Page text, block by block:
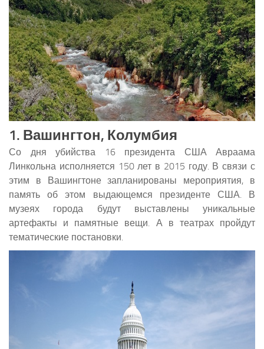
1. Вашингтон, Колумбия
Со дня убийства 16 президента США Авраама
Линкольна исполняется 150 лет в 2015 году. В связи с
этим в Вашингтоне запланированы мероприятия, в
память об этом выдающемся президенте США. В
музеях города будут выставлены уникальные
артефакты и памятные вещи. А в театрах пройдут
тематические постановки.